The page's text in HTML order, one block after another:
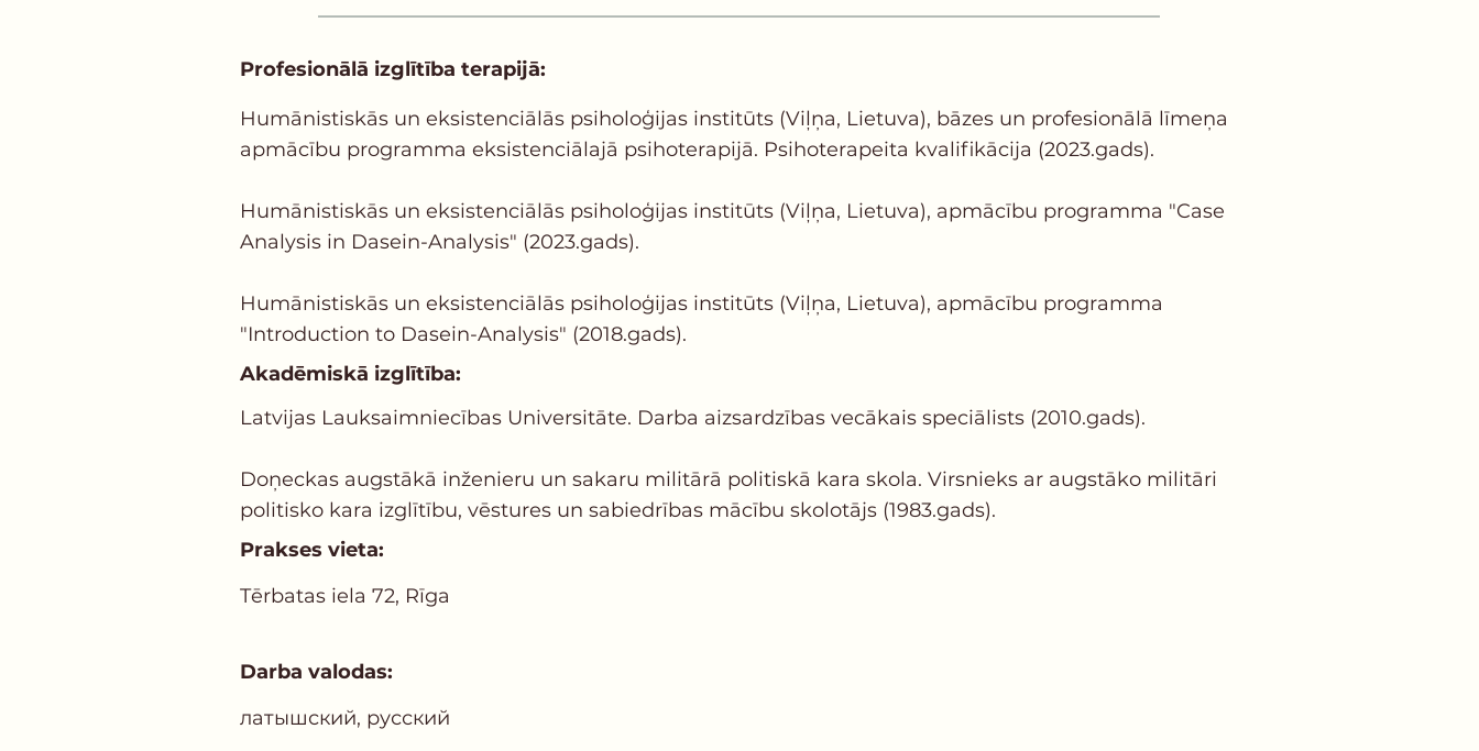
Profesionālā izglītība terapijā:
Humānistiskās un eksistenciālās psiholoģijas institūts (Viļņa, Lietuva), bāzes un profesionālā līmeņa
apmācību programma eksistenciālajā psihoterapijā. Psihoterapeita kvalifikācija (2023.gads).
Humānistiskās un eksistenciālās psiholoģijas institūts (Viļņa, Lietuva), apmācību programma "Case
Analysis in Dasein-Analysis" (2023.gads).
Humānistiskās un eksistenciālās psiholoģijas institūts (Viļņa, Lietuva), apmācību programma
"Introduction to Dasein-Analysis" (2018.gads).
Akadēmiskā izglītība:
Latvijas Lauksaimniecības Universitāte. Darba aizsardzības vecākais speciālists (2010.gads).
Doņeckas augstākā inženieru un sakaru militārā politiskā kara skola. Virsnieks ar augstāko militāri
politisko kara izglītību, vēstures un sabiedrības mācību skolotājs (1983.gads).
Prakses vieta:
Tērbatas iela 72, Rīga
Darba valodas:
латышский, русский